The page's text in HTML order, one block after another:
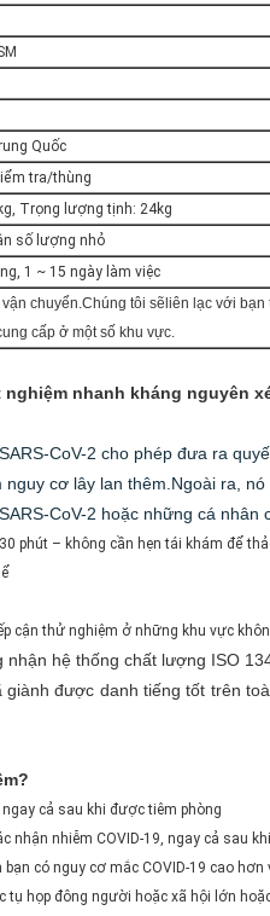
Quốc
tra/thùng
Trọng lượng tịnh: 24kg
số lượng nhỏ
1 ~ 15 ngày làm việc
chuyển.Chúng tôi sẽ liên lạc với
cấp ở một số khu vực.
nhanh kháng nguyên
CoV-2 cho phép đưa ra
cơ lây lan thêm.Ngoài ra,
CoV-2 hoặc những cá
phút – không cần hẹn tái khám để
cận thử nghiệm ở những khu vực
hệ thống chất lượng ISO
giành được danh tiếng tốt trên
ngay cả sau khi được tiêm phòng
nhận nhiễm COVID-19, ngay cả sau
có nguy cơ mắc COVID-19 cao
tụ họp đông người hoặc xã hội lớn